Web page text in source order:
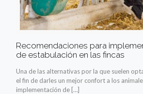
Recomendaciones para
de estabulación en las fincas
Una de las alternativas por la que suelen
el fin de darles un mejor confort a los
implementación de […]